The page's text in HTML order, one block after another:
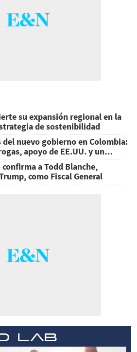
su expansión regional en la
de sostenibilidad
del nuevo gobierno en Colombia:
apoyo de EE.UU. y un
confirma a Todd Blanche,
como Fiscal General